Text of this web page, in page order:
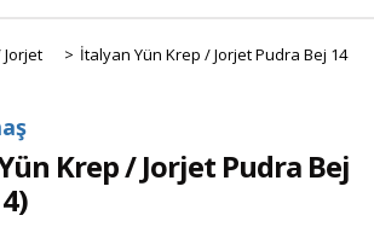
> İtalyan Yün Krep / Jorjet Pudra Bej 14
Krep / Jorjet Pudra Bej